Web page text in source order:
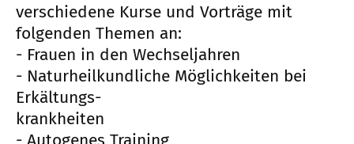
verschiedene Kurse und Vorträge mit
folgenden Themen an:
- Frauen in den Wechseljahren
- Naturheilkundliche Möglichkeiten bei
Erkältungs-
krankheiten